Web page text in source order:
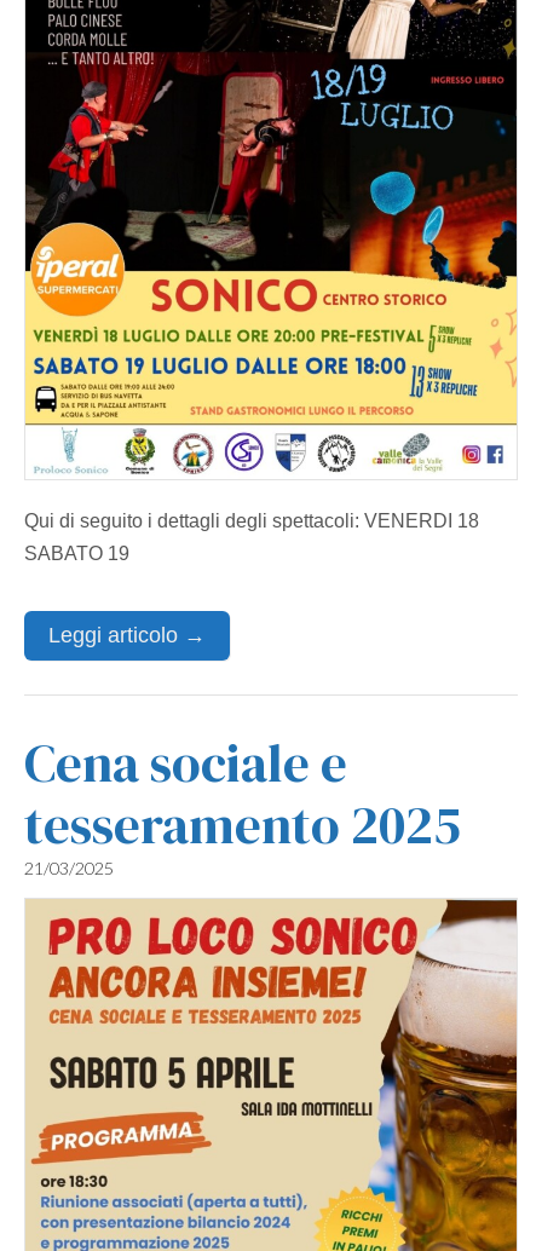
Qui di seguito i dettagli degli spettacoli: VENERDI 18
SABATO 19
Leggi articolo →
Cena sociale e
tesseramento 2025
21/03/2025